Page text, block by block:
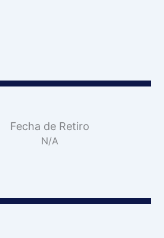
Fecha de Retiro
N/A